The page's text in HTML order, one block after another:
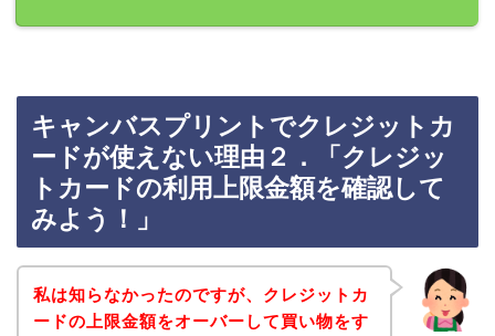
キャンバスプリントでクレジットカ
ードが使えない理由２．「クレジッ
トカードの利用上限金額を確認して
みよう！」
私は知らなかったのですが、クレジットカ
ードの上限金額をオーバーして買い物をす